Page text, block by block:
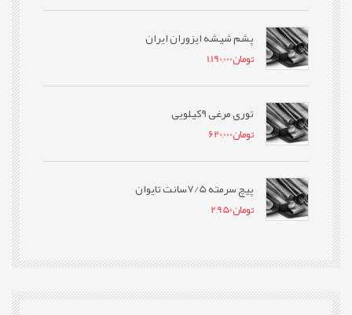
پشم شیشه ایزوران ایران
تومان1,190,000
توری مرغی 9کیلویی
تومان620,000
پیچ سرمته 7/5سانت تایوان
تومان2,950